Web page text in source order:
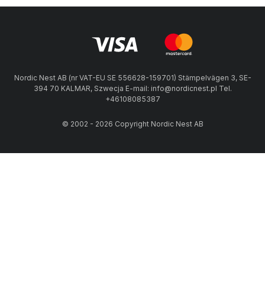
Nordic Nest AB (nr VAT-EU SE 556628-159701) Stämpelvägen 3, SE-
394 70 KALMAR, Szwecja E-mail: info@nordicnest.pl Tel.
+46108085387
© 2002 - 2026 Copyright Nordic Nest AB